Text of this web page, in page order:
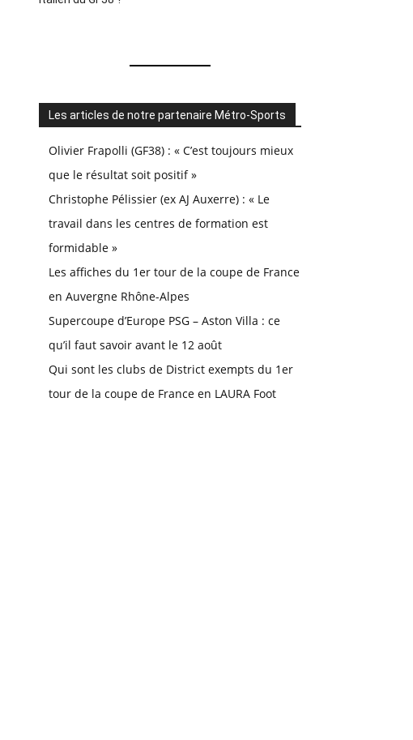
Les articles de notre partenaire Métro-Sports
Olivier Frapolli (GF38) : « C’est toujours mieux
que le résultat soit positif »
Christophe Pélissier (ex AJ Auxerre) : « Le
travail dans les centres de formation est
formidable »
Les affiches du 1er tour de la coupe de France
en Auvergne Rhône-Alpes
Supercoupe d’Europe PSG – Aston Villa : ce
qu’il faut savoir avant le 12 août
Qui sont les clubs de District exempts du 1er
tour de la coupe de France en LAURA Foot